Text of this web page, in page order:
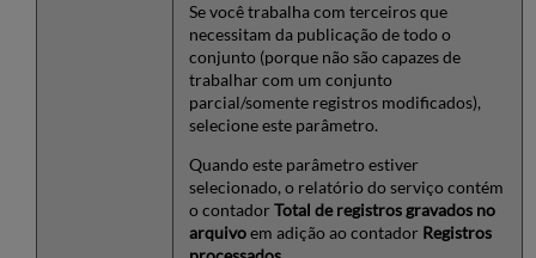
Se você trabalha com terceiros que
necessitam da publicação de todo o
conjunto (porque não são capazes de
trabalhar com um conjunto
parcial/somente registros modificados),
selecione este parâmetro.
Quando este parâmetro estiver
selecionado, o relatório do serviço contém
o contador Total de registros gravados no
arquivoem adição ao contador Registros